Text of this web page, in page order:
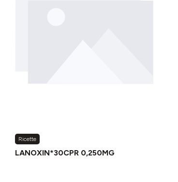
Ricette
LANOXIN*30CPR 0,250MG